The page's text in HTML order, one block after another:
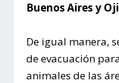
Buenos Aires y
De igual manera,
de evacuación
animales de las